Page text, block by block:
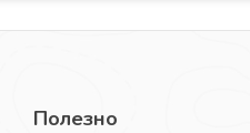
Полезно